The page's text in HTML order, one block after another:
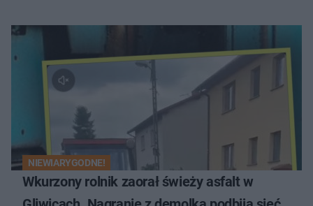
NIEWIARYGODNE!
Wkurzony rolnik zaorał świeży asfalt w